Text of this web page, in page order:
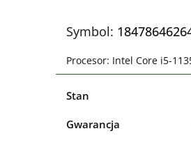
Symbol:
Procesor: Intel Core i5-
Stan
Gwarancja